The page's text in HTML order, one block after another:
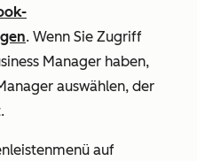
. Wenn Sie Zugriff
Manager haben,
auswählen, der
auf